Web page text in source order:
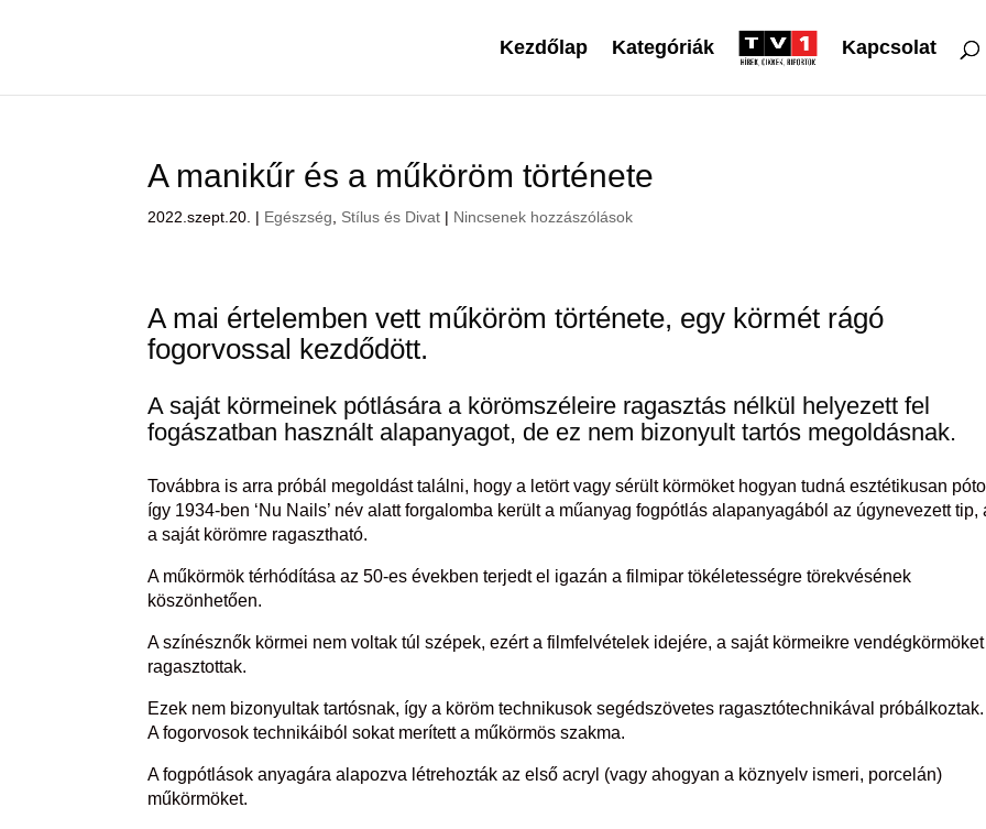
Kezdőlap Kategóriák Kapcsolat
A manikűr és a műköröm története
2022.szept.20. | Egészség Stílus és Divat | Nincsenek hozzászólások
A mai értelemben vett műköröm története, egy körmét rágó
fogorvossal kezdődött.
A saját körmeinek pótlására a körömszéleire ragasztás nélkül helyezett fel
fogászatban használt alapanyagot, de ez nem bizonyult tartós megoldásnak.
Továbbra is arra próbál megoldást találni, hogy a letört vagy sérült körmöket hogyan tudná esztétikusan
így 1934-ben ‘Nu Nails’ név alatt forgalomba került a műanyag fogpótlás alapanyagából az úgynevezett tip,
a saját körömre ragasztható.
A műkörmök térhódítása az 50-es években terjedt el igazán a filmipar tökéletességre törekvésének
köszönhetően.
A színésznők körmei nem voltak túl szépek, ezért a filmfelvételek idejére, a saját körmeikre vendégkörmöket
ragasztottak.
Ezek nem bizonyultak tartósnak, így a köröm technikusok segédszövetes ragasztótechnikával próbálkoztak.
A fogorvosok technikáiból sokat merített a műkörmös szakma.
A fogpótlások anyagára alapozva létrehozták az első acryl (vagy ahogyan a köznyelv ismeri, porcelán)
műkörmöket.